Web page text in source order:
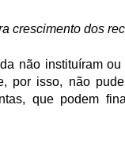
crescimento dos
não instituíram
por isso, não
que podem